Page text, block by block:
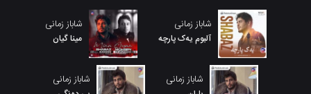
شاباز زمانی
آلبوم یەک پارچە
شاباز زمانی
مینا گیان
شاباز زمانی شاباز زمانی